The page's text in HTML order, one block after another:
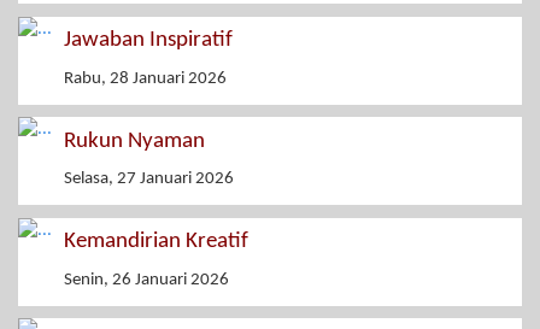
Jawaban Inspiratif
Rabu, 28 Januari 2026
Rukun Nyaman
Selasa, 27 Januari 2026
Kemandirian Kreatif
Senin, 26 Januari 2026